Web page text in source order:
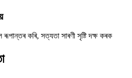
কৰি, সত্যতা সাৰণী সৃষ্টি দক্ষ কৰক